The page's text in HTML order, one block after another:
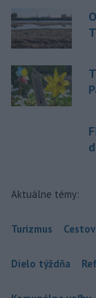
Aktuálne témy:
Turizmus
Dielo týždňa